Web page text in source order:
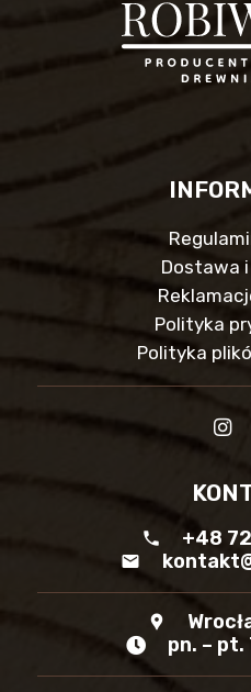
Dostawa
Polityka
Polityka
phone +48
mail
location_pin
pn. – pt.